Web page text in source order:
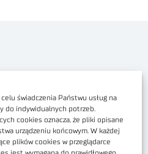
świadczenia Państwu usług na
do indywidualnych potrzeb.
cookies oznacza, że pliki opisane
urządzeniu końcowym. W każdej
plików cookies w przeglądarce